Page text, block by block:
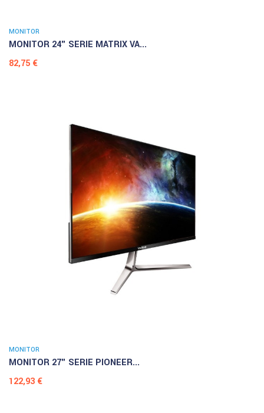
MONITOR
MONITOR 24" SERIE MATRIX VA...
Prezzo
82,75 €
MONITOR
MONITOR 27" SERIE PIONEER...
Prezzo
122,93 €